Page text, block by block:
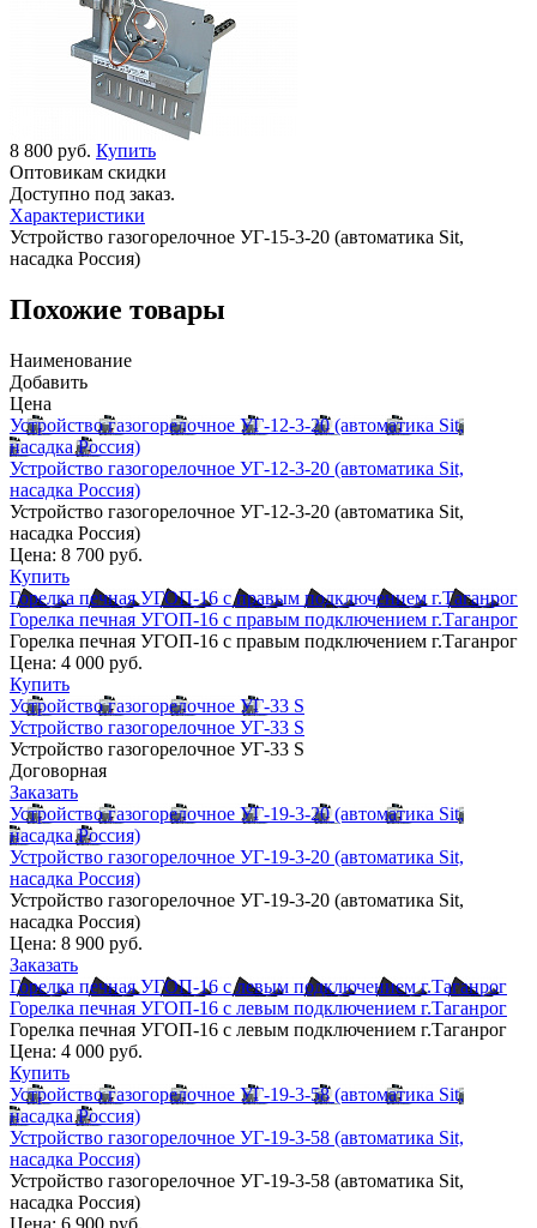
8 800 руб. Купить
Оптовикам скидки
Доступно под заказ.
Характеристики
Устройство газогорелочное УГ-15-3-20 (автоматика Sit,
насадка Россия)
Похожие товары
Наименование
Добавить
Цена
Устройство газогорелочное УГ-12-3-20 (автоматика Sit,
насадка Россия)
Устройство газогорелочное УГ-12-3-20 (автоматика Sit,
насадка Россия)
Устройство газогорелочное УГ-12-3-20 (автоматика Sit,
насадка Россия)
Цена: 8 700 руб.
Купить
Горелка печная УГОП-16 с правым подключением г.Таганрог
Горелка печная УГОП-16 с правым подключением г.Таганрог
Горелка печная УГОП-16 с правым подключением г.Таганрог
Цена: 4 000 руб.
Купить
Устройство газогорелочное УГ-33 S
Устройство газогорелочное УГ-33 S
Устройство газогорелочное УГ-33 S
Договорная
Заказать
Устройство газогорелочное УГ-19-3-20 (автоматика Sit,
насадка Россия)
Устройство газогорелочное УГ-19-3-20 (автоматика Sit,
насадка Россия)
Устройство газогорелочное УГ-19-3-20 (автоматика Sit,
насадка Россия)
Цена: 8 900 руб.
Заказать
Горелка печная УГОП-16 с левым подключением г.Таганрог
Горелка печная УГОП-16 с левым подключением г.Таганрог
Горелка печная УГОП-16 с левым подключением г.Таганрог
Цена: 4 000 руб.
Купить
Устройство газогорелочное УГ-19-3-58 (автоматика Sit,
насадка Россия)
Устройство газогорелочное УГ-19-3-58 (автоматика Sit,
насадка Россия)
Устройство газогорелочное УГ-19-3-58 (автоматика Sit,
насадка Россия)
Цена: 6 900 руб.